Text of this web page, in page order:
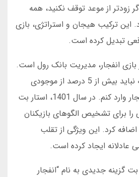
زودتر از موعد توقف نکنید، همه
این ترکیب هیجان و استراتژی، بازی
تبدیل کرده است.
انفجار، مدیریت بانک رول است.
من زمانی یاد گرفتم که نباید بیش از 5 درصد از موجودی
خود را در یک بازی انفجار وارد کنم. در سال 1401، استار بت
برای تشخیص الگوهای بازیکنان
کرد. این ویژگی از تقلب
عادلانه ایجاد کرده است.
استار بت گزینه جدیدی به نام “انفجار